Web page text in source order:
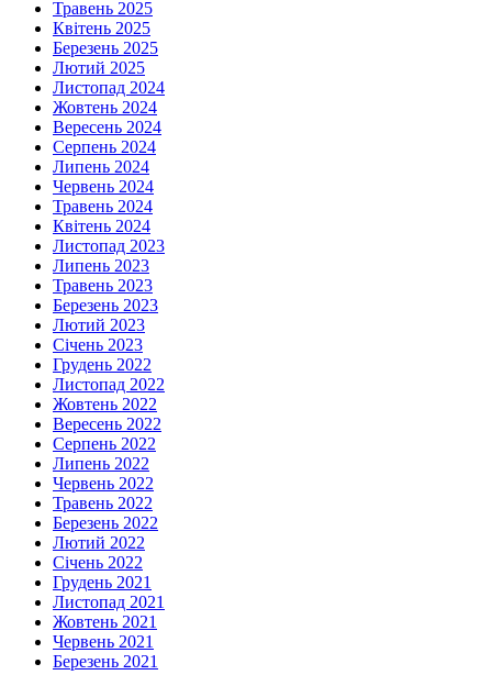
Травень 2025
Квітень 2025
Березень 2025
Лютий 2025
Листопад 2024
Жовтень 2024
Вересень 2024
Серпень 2024
Липень 2024
Червень 2024
Травень 2024
Квітень 2024
Листопад 2023
Липень 2023
Травень 2023
Березень 2023
Лютий 2023
Січень 2023
Грудень 2022
Листопад 2022
Жовтень 2022
Вересень 2022
Серпень 2022
Липень 2022
Червень 2022
Травень 2022
Березень 2022
Лютий 2022
Січень 2022
Грудень 2021
Листопад 2021
Жовтень 2021
Червень 2021
Березень 2021